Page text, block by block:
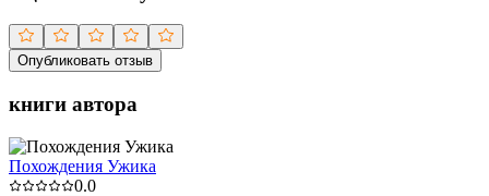
Опубликовать отзыв
книги автора
Похождения Ужика
0.0